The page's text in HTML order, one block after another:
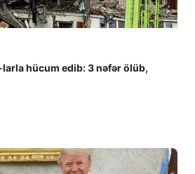
larla hücum edib: 3 nəfər ölüb,